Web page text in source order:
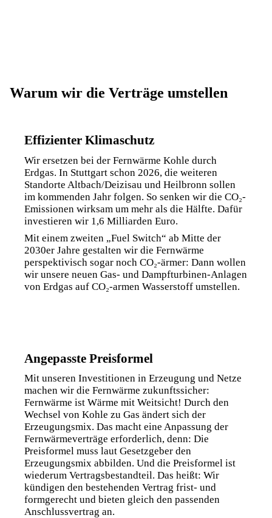
Warum wir die Verträge umstellen
Effizienter Klimaschutz
Wir ersetzen bei der Fernwärme Kohle durch
Erdgas. In Stuttgart schon 2026, die weiteren
Standorte Altbach/Deizisau und Heilbronn sollen
im kommenden Jahr folgen. So senken wir die CO₂-
Emissionen wirksam um mehr als die Hälfte. Dafür
investieren wir 1,6 Milliarden Euro.
Mit einem zweiten „Fuel Switch“ ab Mitte der
2030er Jahre gestalten wir die Fernwärme
perspektivisch sogar noch CO₂-ärmer: Dann wollen
wir unsere neuen Gas- und Dampfturbinen-Anlagen
von Erdgas auf CO₂-armen Wasserstoff umstellen.
Angepasste Preisformel
Mit unseren Investitionen in Erzeugung und Netze
machen wir die Fernwärme zukunftssicher:
Fernwärme ist Wärme mit Weitsicht! Durch den
Wechsel von Kohle zu Gas ändert sich der
Erzeugungsmix. Das macht eine Anpassung der
Fernwärme­verträge erforderlich, denn: Die
Preisformel muss laut Gesetzgeber den
Erzeugungsmix abbilden. Und die Preisformel ist
wiederum Vertrags­bestandteil. Das heißt: Wir
kündigen den bestehenden Vertrag frist- und
formgerecht und bieten gleich den passenden
Anschluss­vertrag an.